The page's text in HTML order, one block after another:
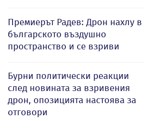
Премиерът Радев: Дрон нахлу в
българското въздушно
пространство и се взриви
Бурни политически реакции
след новината за взривения
дрон, опозицията настоява за
отговори